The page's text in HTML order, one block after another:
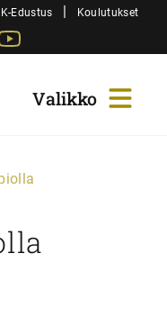
Edustus | Koulutukset